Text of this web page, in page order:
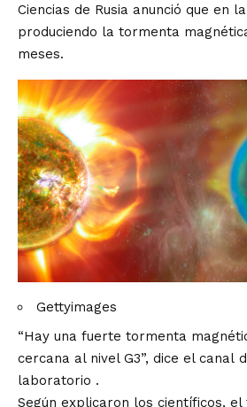
Ciencias de Rusia anunció que en
produciendo la tormenta
meses.
Gettyimages
“Hay una fuerte tormenta
cercana al nivel G3”, dice el canal
laboratorio .
Según explicaron los científicos,